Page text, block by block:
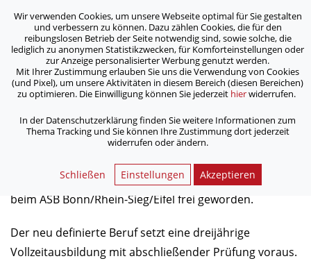
ASB Bonn/Rhein-Sieg/Eifel e.V.
bewegt Menschen
Home / Aktuelles / Ausbildung zum Notfallsanitäter
Ausbildung zum Notfallsanitäter
Kurzfristig ist ein Ausbildungsplatz zum Notfallsanitäter
beim ASB Bonn/Rhein-Sieg/Eifel frei geworden.
Der neu definierte Beruf setzt eine dreijährige
Vollzeitausbildung mit abschließender Prüfung voraus.
Wir verwenden Cookies, um unsere Webseite optimal für Sie gestalten
und verbessern zu können. Dazu zählen Cookies, die für den
reibungslosen Betrieb der Seite notwendig sind, sowie solche, die
lediglich zu anonymen Statistikzwecken, für Komforteinstellungen oder
zur Anzeige personalisierter Werbung genutzt werden.
Mit Ihrer Zustimmung erlauben Sie uns die Verwendung von Cookies
(und Pixel), um unsere Aktivitäten in diesem Bereich (diesen Bereichen)
zu optimieren. Die Einwilligung können Sie jederzeit hierwiderrufen.
In der Datenschutzerklärung finden Sie weitere Informationen zum
Thema Tracking und Sie können Ihre Zustimmung dort jederzeit
widerrufen oder ändern.
Schließen Einstellungen Akzeptieren